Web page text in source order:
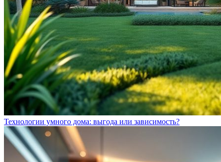
Технологии умного дома: выгода или зависимость?